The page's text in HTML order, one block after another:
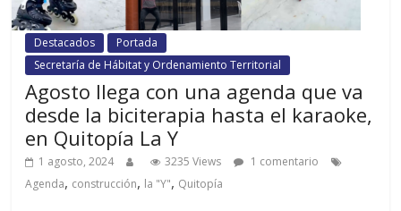
Destacados
Portada
Secretaría de Hábitat y Ordenamiento Territorial
Agosto llega con una agenda que va
desde la biciterapia hasta el karaoke,
en Quitopía La Y
1 agosto, 2024 3235 Views
1 comentario
Agenda, construcción, la "Y", Quitopía